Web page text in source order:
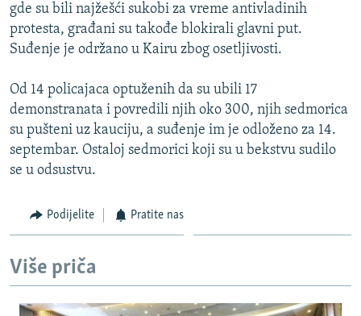
TV LIBERTY
POST SCRIPTUM
TRI DECENIJE OD RATA U BIH
SVE KARTE DEJTONA
NASTANAK I RASPAD JUGOSLAVIJE
Sve RFE/RL stranice
gde su bili najžešći sukobi za vreme antivladinih
protesta, građani su takođe blokirali glavni put.
Suđenje je održano u Kairu zbog osetljivosti.
Od 14 policajaca optuženih da su ubili 17
demonstranata i povredili njih oko 300, njih sedmorica
su pušteni uz kauciju, a suđenje im je odloženo za 14.
septembar. Ostaloj sedmorici koji su u bekstvu sudilo
se u odsustvu.
Podijelite Pratite nas
Više priča